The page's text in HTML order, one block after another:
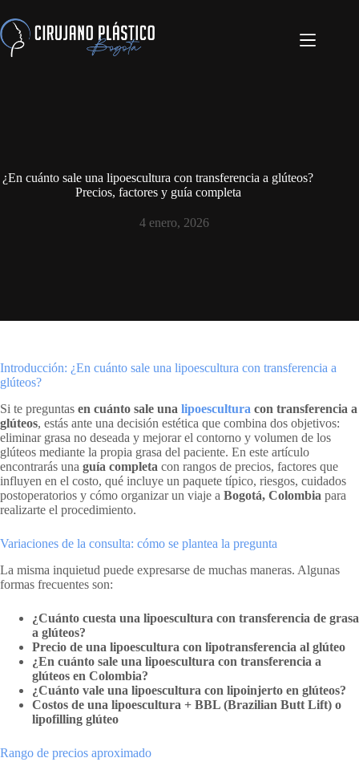
¿En cuánto sale una lipoescultura con transferencia a glúteos?
Precios, factores y guía completa
4 enero, 2026
Introducción: ¿En cuánto sale una lipoescultura con transferencia a
glúteos?
Si te preguntas en cuánto sale una lipoescultura con transferencia a
glúteos, estás ante una decisión estética que combina dos objetivos:
eliminar grasa no deseada y mejorar el contorno y volumen de los
glúteos mediante la propia grasa del paciente. En este artículo
encontrarás una guía completa con rangos de precios, factores que
influyen en el costo, qué incluye un paquete típico, riesgos, cuidados
postoperatorios y cómo organizar un viaje a Bogotá, Colombia para
realizarte el procedimiento.
Variaciones de la consulta: cómo se plantea la pregunta
La misma inquietud puede expresarse de muchas maneras. Algunas
formas frecuentes son:
¿Cuánto cuesta una lipoescultura con transferencia de grasa
a glúteos?
Precio de una lipoescultura con lipotransferencia al glúteo
¿En cuánto sale una lipoescultura con transferencia a
glúteos en Colombia?
¿Cuánto vale una lipoescultura con lipoinjerto en glúteos?
Costos de una lipoescultura + BBL (Brazilian Butt Lift) o
lipofilling glúteo
Rango de precios aproximado